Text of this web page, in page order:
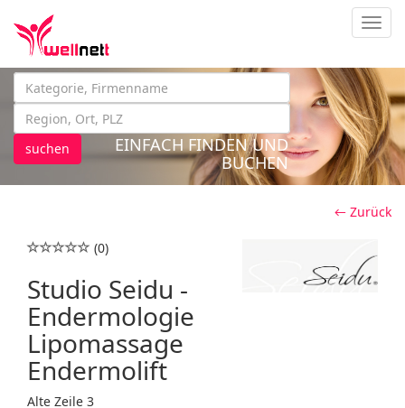
suchen
EINFACH FINDEN UND
BUCHEN
← Zurück
(0)
Studio Seidu -
Endermologie
Lipomassage
Endermolift
Alte Zeile 3